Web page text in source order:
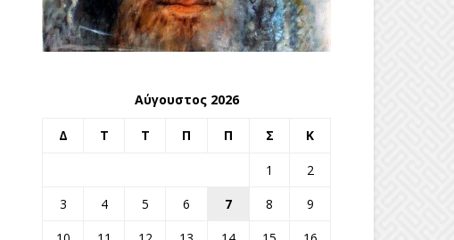
Αύγουστος 2026
Δ Τ Τ Π Π Σ Κ
1
2
3
4 5 6 7 8
9